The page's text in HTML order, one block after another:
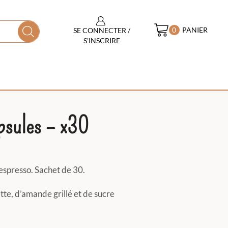
SE CONNECTER /
S'INSCRIRE
0 PANIER
– x30
Sachet de 30.
d’amande grillé et de sucre